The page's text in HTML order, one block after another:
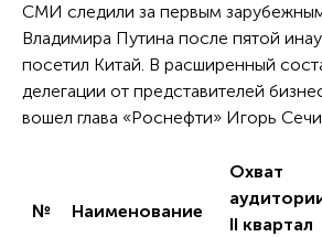
СМИ следили за первым
Владимира Путина после пятой
посетил Китай. В расширенный
делегации от представителей
вошел глава «Роснефти» Игорь
№ Наименование
Охват
II квартал